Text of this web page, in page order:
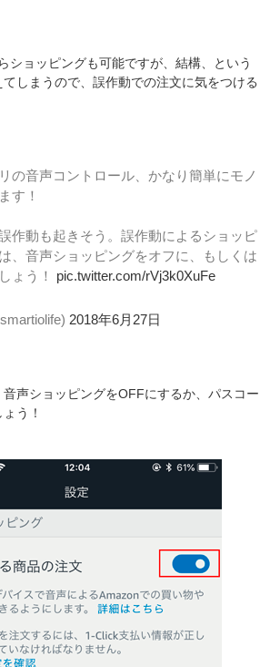
ショッピングも可能ですが、結構、という
しまうので、誤作動での注文に気をつける
の音声コントロール、かなり簡単にモノ
す！
作動も起きそう。誤作動によるショッピ
、音声ショッピングをオフに、もしくは
ょう！ pic.twitter.com/rVj3k0XuFe
2018年6月27日
声ショッピングをOFFにするか、パスコー
う！